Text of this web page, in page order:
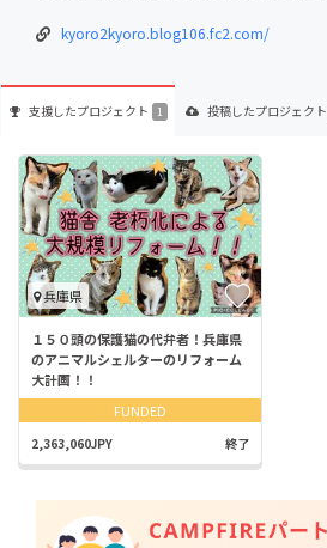
kyoro2kyoro.blog106.fc2.com/
支援したプロジェクト 1 投稿したプロジェクト
兵庫県
１５０頭の保護猫の代弁者！兵庫県
のアニマルシェルターのリフォーム
大計画！！
FUNDED
2,363,060JPY 終了